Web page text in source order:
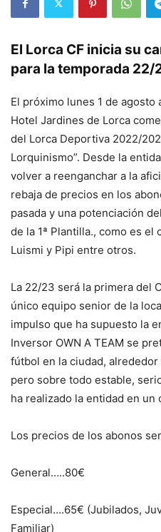
El Lorca CF inicia su
para la temporada 22/
El próximo lunes 1 de agosto
Hotel Jardines de Lorca
del Lorca Deportiva 2022/
Lorquinismo”. Desde la
volver a reenganchar a la
rebaja de precios en los
pasada y una potenciación
de la 1ª Plantilla., como es el
Luismi y Pipi entre otros.
La 22/23 será la primera del
único equipo senior de la
impulso que ha supuesto la
Inversor OWN A TEAM se
fútbol en la ciudad,
pero sobre todo estable,
ha realizado la entidad en un
Los precios de los abonos
General…..80€
Especial….65€ (Jubilados,
Familiar)